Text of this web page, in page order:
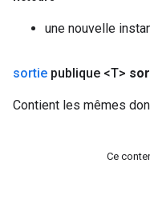
une nouvelle
sortie publique <T>
Contient les mêmes
Ce